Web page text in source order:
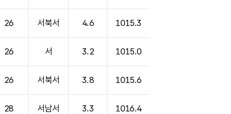
26 서북서 4.6 1015.3
26 서 3.2 1015.0
26 서북서 3.8 1015.6
28 서남서 3.3 1016.4